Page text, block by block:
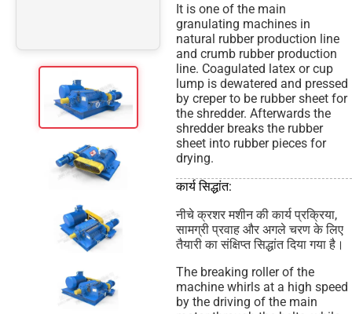
It is one of the main
granulating machines in
natural rubber production line
and crumb rubber production
line. Coagulated latex or cup
lump is dewatered and pressed
by creper to be rubber sheet for
the shredder. Afterwards the
shredder breaks the rubber
sheet into rubber pieces for
drying.
कार्य सिद्धांत:
नीचे क्रशर मशीन की कार्य प्रक्रिया,
सामग्री प्रवाह और अगले चरण के लिए
तैयारी का संक्षिप्त सिद्धांत दिया गया है।
The breaking roller of the
machine whirls at a high speed
by the driving of the main